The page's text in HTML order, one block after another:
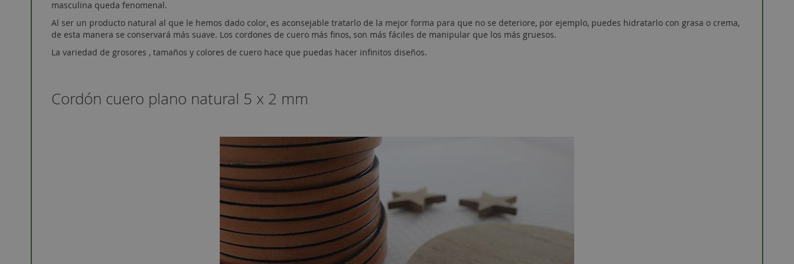
masculina queda fenomenal.
Al ser un producto natural al que le hemos dado color, es aconsejable tratarlo de la mejor forma para que no se deteriore, por ejemplo, puedes hidratarlo con grasa o crema,
de esta manera se conservará más suave. Los cordones de cuero más finos, son más fáciles de manipular que los más gruesos.
La variedad de grosores , tamaños y colores de cuero hace que puedas hacer infinitos diseños.
Cordón cuero plano natural 5 x 2 mm